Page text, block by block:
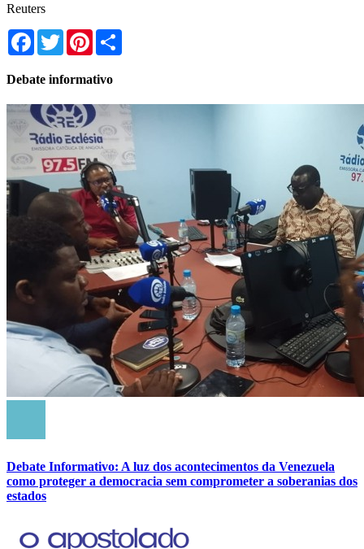
Reuters
Facebook
TwitterPinterest
Debate informativo
Debate Informativo: A luz dos acontecimentos da Venezuela
como proteger a democracia sem comprometer a soberanias dos
estados